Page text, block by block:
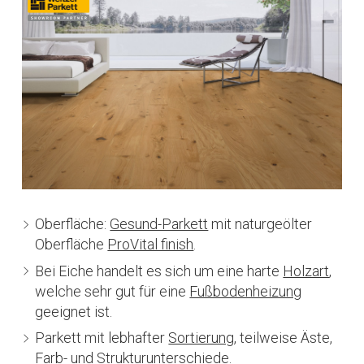
Oberfläche: Gesund-Parkett mit naturgeölter
Oberfläche ProVital finish.
Bei Eiche handelt es sich um eine harte Holzart,
welche sehr gut für eine Fußbodenheizung
geeignet ist.
Parkett mit lebhafter Sortierung, teilweise Äste,
Farb- und Strukturunterschiede.